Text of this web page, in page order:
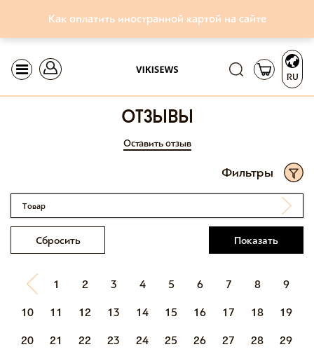
Как оплатить иностранной картой на сайте
RU
отзывы
Оставить отзыв
Фильтры
Товар
Сбросить Показать
1 2 3 4 5 6 7 8 9
10 11 12 13 14 15 16 17 18 19
20 21 22 23 24 25 26 27 28 29